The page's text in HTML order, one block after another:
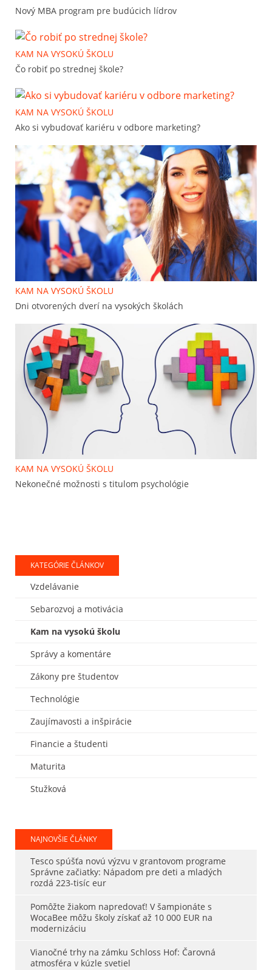
Nový MBA program pre budúcich lídrov
KAM NA VYSOKÚ ŠKOLU
Čo robiť po strednej škole?
KAM NA VYSOKÚ ŠKOLU
Ako si vybudovať kariéru v odbore marketing?
KAM NA VYSOKÚ ŠKOLU
Dni otvorených dverí na vysokých školách
KAM NA VYSOKÚ ŠKOLU
Nekonečné možnosti s titulom psychológie
KATEGÓRIE ČLÁNKOV
Vzdelávanie
Sebarozvoj a motivácia
Kam na vysokú školu
Správy a komentáre
Zákony pre študentov
Technológie
Zaujímavosti a inšpirácie
Financie a študenti
Maturita
Stužková
NAJNOVŠIE ČLÁNKY
Tesco spúšťa novú výzvu v grantovom programe
Správne začiatky: Nápadom pre deti a mladých
rozdá 223-tisíc eur
Pomôžte žiakom napredovať! V šampionáte s
WocaBee môžu školy získať až 10 000 EUR na
modernizáciu
Vianočné trhy na zámku Schloss Hof: Čarovná
atmosféra v kúzle svetiel